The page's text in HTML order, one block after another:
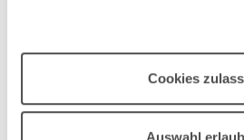
Cookies
SSC
Beirat